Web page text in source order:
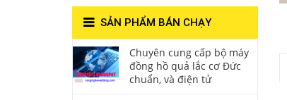
SẢN PHẨM BÁN CHẠY
Chuyên cung cấp bộ máy
đồng hồ quả lắc cơ Đức
chuẩn, và điện tử